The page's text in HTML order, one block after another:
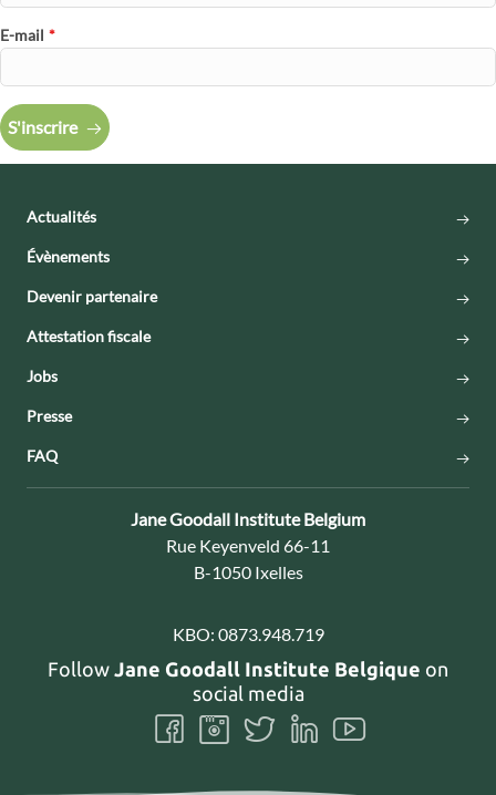
E-mail *
S'inscrire
Actualités
Évènements
Devenir partenaire
Attestation fiscale
Jobs
Presse
FAQ
Contact:
Jane Goodall Institute Belgium
Adresse:
Rue Keyenveld 66-11
B-1050 Ixelles
KBO: 0873.948.719
Follow Jane Goodall Institute Belgique on
social media
Follow
us
Follow
us
Follow
us
Follow
us
Follow
us